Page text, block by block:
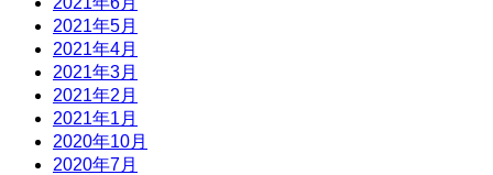
2021年5月
2021年4月
2021年3月
2021年2月
2021年1月
2020年10月
2020年7月